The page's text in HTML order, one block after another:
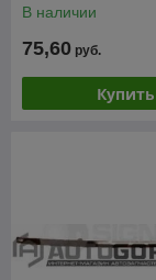
В наличии
75,60 руб.
Купить